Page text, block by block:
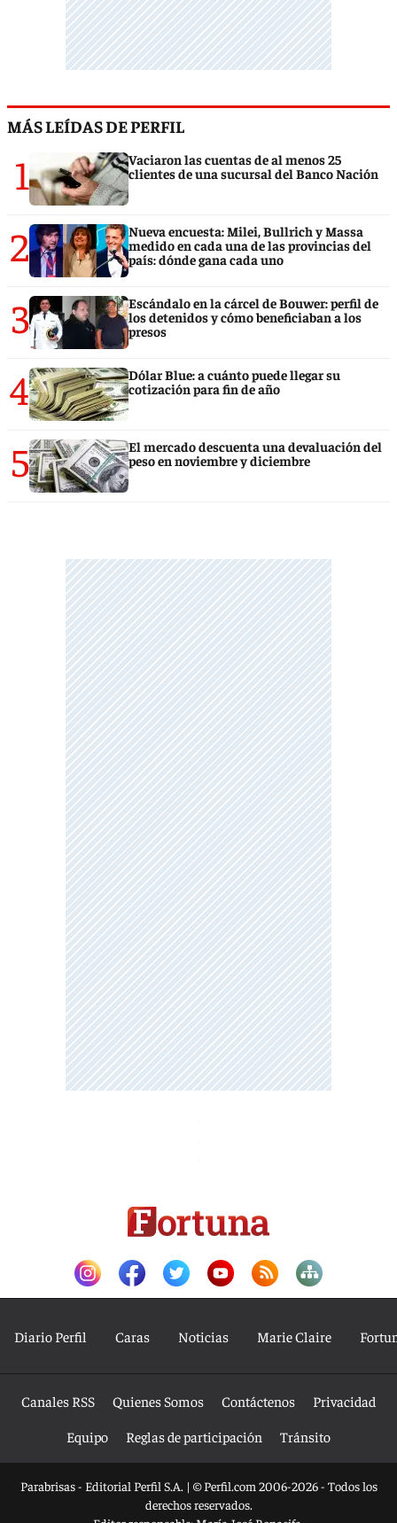
MÁS LEÍDAS DE PERFIL
1
Vaciaron las cuentas de al menos 25
clientes de una sucursal del Banco Nación
2
Nueva encuesta: Milei, Bullrich y Massa
medido en cada una de las provincias del
país: dónde gana cada uno
3
Escándalo en la cárcel de Bouwer: perfil de
los detenidos y cómo beneficiaban a los
presos
4
Dólar Blue: a cuánto puede llegar su
cotización para fin de año
5
El mercado descuenta una devaluación del
peso en noviembre y diciembre
Diario Perfil Caras Noticias Marie Claire
Canales RSS Quienes Somos Contáctenos
Privacidad
Equipo
Reglas de participación Tránsito
Parabrisas - Editorial Perfil S.A. | © Perfil.com 2006-2026 - Todos los
derechos reservados.